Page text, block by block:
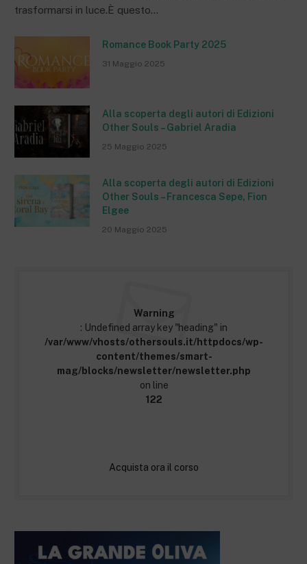
trasformarsi in luce.È questo…
Romance Book Party 2025
31 Maggio 2025
Alla scoperta degli autori di Edizioni
Other Souls – Gabriel Aradia
25 Maggio 2025
Alla scoperta degli autori di Edizioni
Other Souls – Francesca Sepe, Fion
Elgee
20 Maggio 2025
Warning
: Undefined array key "heading" in
/var/www/vhosts/othersouls.it/httpdocs/wp-
content/themes/smart-
mag/blocks/newsletter/newsletter.php
on line
122
Acquista ora il corso